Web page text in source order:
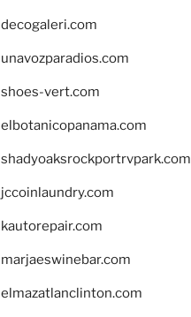
decogaleri.com
unavozparadios.com
shoes-vert.com
elbotanicopanama.com
shadyoaksrockportrvpark.com
jccoinlaundry.com
kautorepair.com
marjaeswinebar.com
elmazatlanclinton.com